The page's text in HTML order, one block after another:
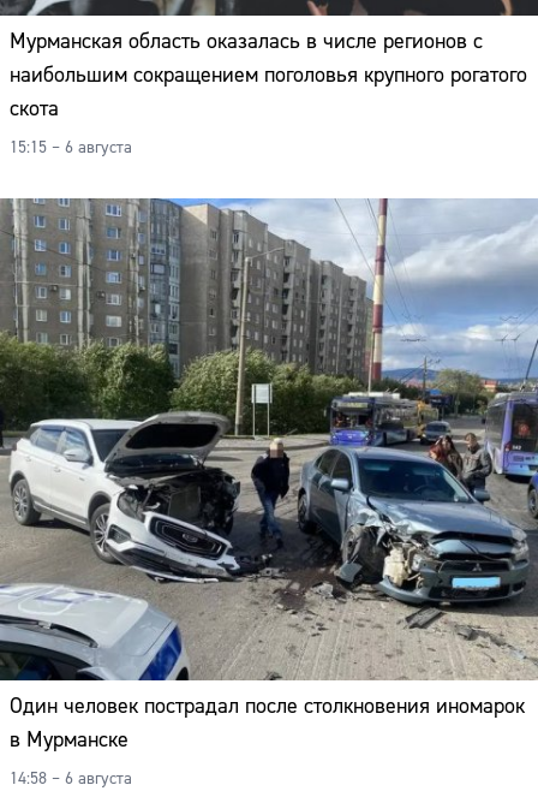
Мурманская область оказалась в числе регионов с
наибольшим сокращением поголовья крупного рогатого
скота
15:15 – 6 августа
Один человек пострадал после столкновения иномарок
в Мурманске
14:58 – 6 августа